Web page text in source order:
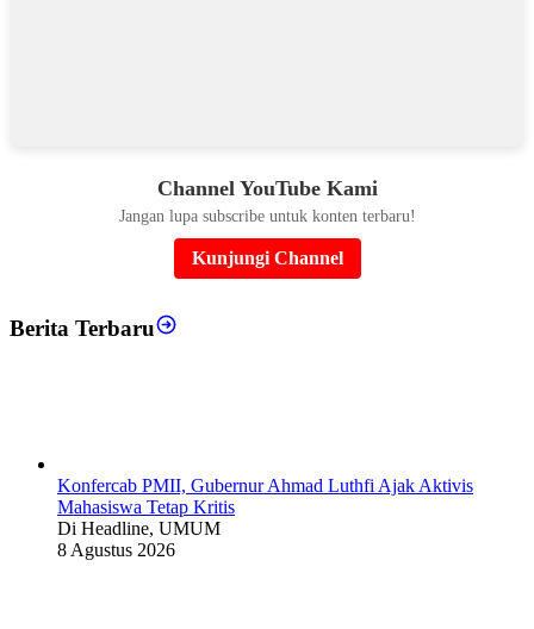
Channel YouTube Kami
Jangan lupa subscribe untuk konten terbaru!
Kunjungi Channel
Berita Terbaru
Konfercab PMII, Gubernur Ahmad Luthfi Ajak Aktivis
Mahasiswa Tetap Kritis
Di Headline, UMUM
8 Agustus 2026